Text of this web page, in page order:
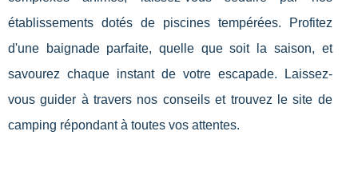
établissements dotés de piscines tempérées. Profitez
d'une baignade parfaite, quelle que soit la saison, et
savourez chaque instant de votre escapade. Laissez-
vous guider à travers nos conseils et trouvez le site de
camping répondant à toutes vos attentes.